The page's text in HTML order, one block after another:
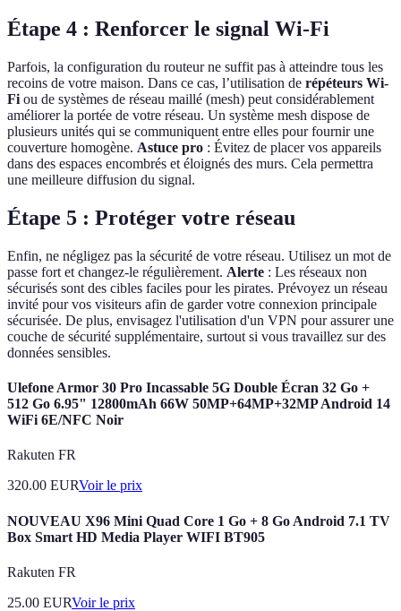
Étape 4 : Renforcer le signal Wi-Fi
Parfois, la configuration du routeur ne suffit pas à atteindre tous les
recoins de votre maison. Dans ce cas, l’utilisation de répéteurs Wi-
Fi ou de systèmes de réseau maillé (mesh) peut considérablement
améliorer la portée de votre réseau. Un système mesh dispose de
plusieurs unités qui se communiquent entre elles pour fournir une
couverture homogène. Astuce pro : Évitez de placer vos appareils
dans des espaces encombrés et éloignés des murs. Cela permettra
une meilleure diffusion du signal.
Étape 5 : Protéger votre réseau
Enfin, ne négligez pas la sécurité de votre réseau. Utilisez un mot de
passe fort et changez-le régulièrement. Alerte : Les réseaux non
sécurisés sont des cibles faciles pour les pirates. Prévoyez un réseau
invité pour vos visiteurs afin de garder votre connexion principale
sécurisée. De plus, envisagez l'utilisation d'un VPN pour assurer une
couche de sécurité supplémentaire, surtout si vous travaillez sur des
données sensibles.
Ulefone Armor 30 Pro Incassable 5G Double Écran 32 Go +
512 Go 6.95" 12800mAh 66W 50MP+64MP+32MP Android 14
WiFi 6E/NFC Noir
Rakuten FR
320.00 EURVoir le prix
NOUVEAU X96 Mini Quad Core 1 Go + 8 Go Android 7.1 TV
Box Smart HD Media Player WIFI BT905
Rakuten FR
25.00 EURVoir le prix